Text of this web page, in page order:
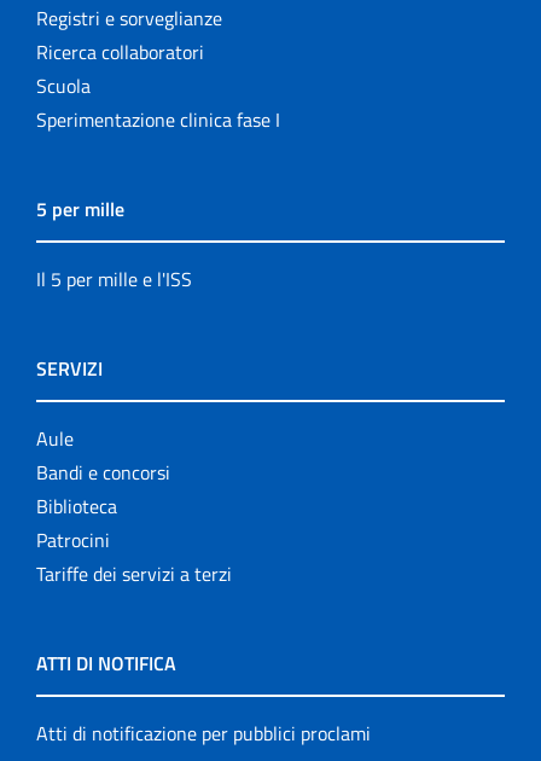
Registri e sorveglianze
Ricerca collaboratori
Scuola
Sperimentazione clinica fase I
5 per mille
Il 5 per mille e l'ISS
SERVIZI
Aule
Bandi e concorsi
Biblioteca
Patrocini
Tariffe dei servizi a terzi
ATTI DI NOTIFICA
Atti di notificazione per pubblici proclami